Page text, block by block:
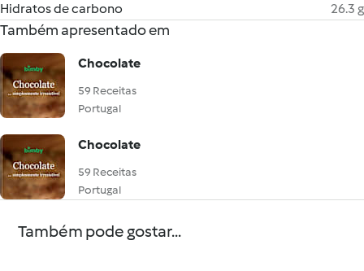
Hidratos de carbono
26.3 g
Também apresentado em
Chocolate
59 Receitas
Portugal
Chocolate
59 Receitas
Portugal
Também pode gostar...